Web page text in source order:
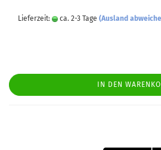
Lieferzeit: ca. 2-3 Tage (Ausland
IN DEN